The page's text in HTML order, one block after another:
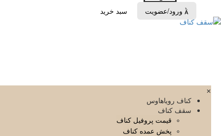
 ورود/عضویت سبد خرید
✕
کناف رویاهاوس
سقف کناف
قیمت پروفیل کناف
پخش عمده کناف